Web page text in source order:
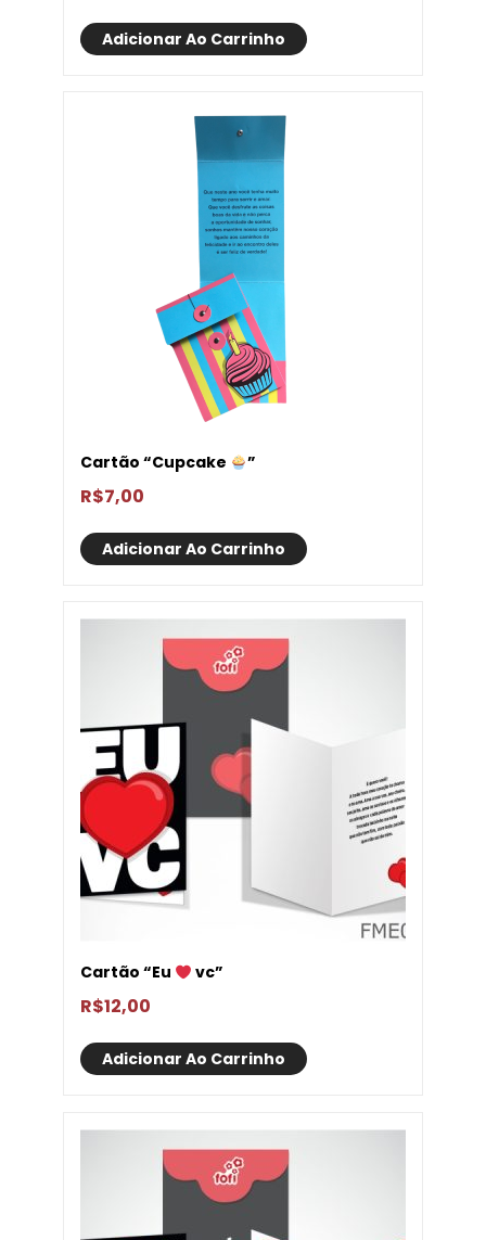
Adicionar Ao Carrinho
Cartão “Cupcake ”
R$7,00
Adicionar Ao Carrinho
Cartão “Eu vc”
R$12,00
Adicionar Ao Carrinho